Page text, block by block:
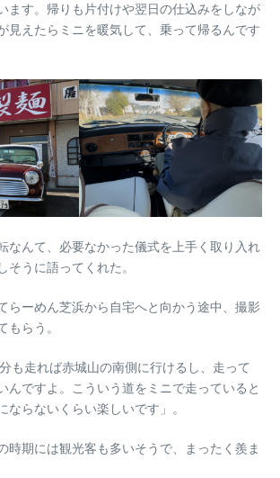
ます。帰りも片付けや翌日の仕込みをしなが
見えたらミニを暖気して、乗って帰るんです
なんて、必要なかった儀式を上手く取り入れ
そうに語ってくれた。
らーめん芝浜から自宅へと向かう途中、撮影
もらう。
も走れば赤城山の南側に行けるし、走って
んですよ。こういう道をミニで走っていると
ならないくらい楽しいです」。
時期には観光客も多いそうで、まったく羨ま